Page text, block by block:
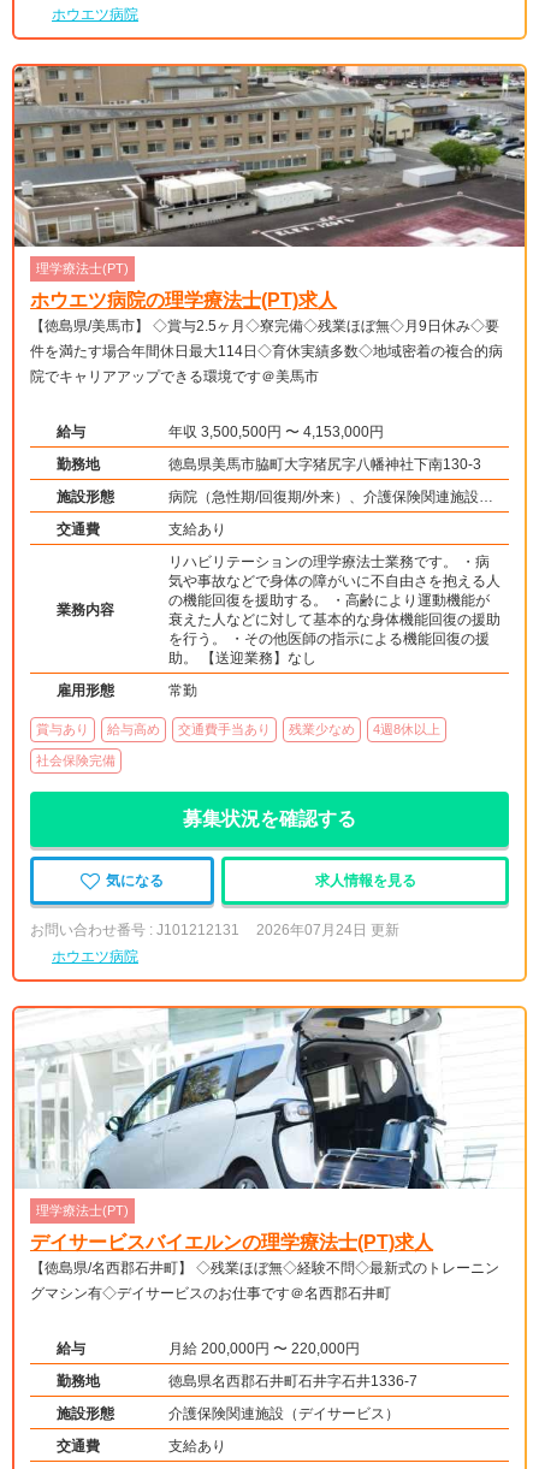
ホウエツ病院
理学療法士(PT)
ホウエツ病院の理学療法士(PT)求人
【徳島県/美馬市】 ◇賞与2.5ヶ月◇寮完備◇残業ほぼ無◇月9日休み◇要
件を満たす場合年間休日最大114日◇育休実績多数◇地域密着の複合的病
院でキャリアアップできる環境です＠美馬市
給与
年収 3,500,500円 〜 4,153,000円
勤務地
徳島県美馬市脇町大字猪尻字八幡神社下南130-3
施設形態
病院（急性期/回復期/外来）、介護保険関連施設
（デイケア/訪問看護・リハ）
交通費 支給あり
業務内容
リハビリテーションの理学療法士業務です。 ・病
気や事故などで身体の障がいに不自由さを抱える人
の機能回復を援助する。 ・高齢により運動機能が
衰えた人などに対して基本的な身体機能回復の援助
を行う。 ・その他医師の指示による機能回復の援
助。 【送迎業務】なし
雇用形態
常勤
賞与あり 給与高め 交通費手当あり 残業少なめ 4週8休以上
社会保険完備
募集状況を確認する
気になる 求人情報を見る
お問い合わせ番号 : J101212131
2026年07月24日 更新
ホウエツ病院
理学療法士(PT)
デイサービスバイエルンの理学療法士(PT)求人
【徳島県/名西郡石井町】 ◇残業ほぼ無◇経験不問◇最新式のトレーニン
グマシン有◇デイサービスのお仕事です＠名西郡石井町
給与
月給 200,000円 〜 220,000円
勤務地
徳島県名西郡石井町石井字石井1336-7
施設形態
介護保険関連施設（デイサービス）
交通費
支給あり